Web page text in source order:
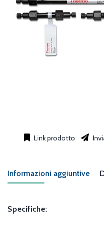
Link prodotto
Informazioni aggiuntive
Specifiche: